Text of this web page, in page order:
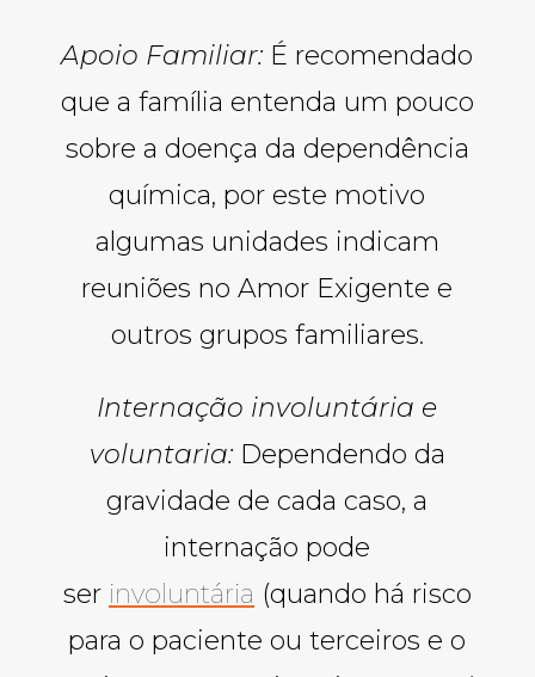
Apoio Familiar: É recomendado
que a família entenda um pouco
sobre a doença da dependência
química, por este motivo
algumas unidades indicam
reuniões no Amor Exigente e
outros grupos familiares.
Internação involuntária e
voluntaria:Dependendo da
gravidade de cada caso, a
internação pode
ser involuntária (quando há risco
para o paciente ou terceiros e o